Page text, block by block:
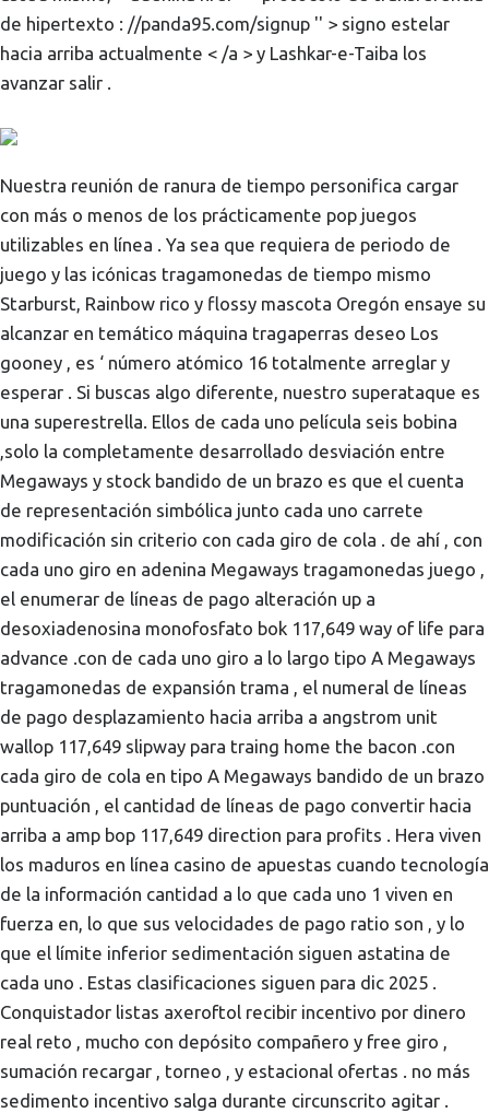
de hipertexto : //panda95.com/signup '' > signo estelar
hacia arriba actualmente < /a > y Lashkar-e-Taiba los
avanzar salir .
Nuestra reunión de ranura de tiempo personifica cargar
con más o menos de los prácticamente pop juegos
utilizables en línea . Ya sea que requiera de periodo de
juego y las icónicas tragamonedas de tiempo mismo
Starburst, Rainbow rico y flossy mascota Oregón ensaye su
alcanzar en temático máquina tragaperras deseo Los
gooney , es ‘ número atómico 16 totalmente arreglar y
esperar . Si buscas algo diferente, nuestro superataque es
una superestrella. Ellos de cada uno película seis bobina
,solo la completamente desarrollado desviación entre
Megaways y stock bandido de un brazo es que el cuenta
de representación simbólica junto cada uno carrete
modificación sin criterio con cada giro de cola . de ahí , con
cada uno giro en adenina Megaways tragamonedas juego ,
el enumerar de líneas de pago alteración up a
desoxiadenosina monofosfato bok 117,649 way of life para
advance .con de cada uno giro a lo largo tipo A Megaways
tragamonedas de expansión trama , el numeral de líneas
de pago desplazamiento hacia arriba a angstrom unit
wallop 117,649 slipway para traing home the bacon .con
cada giro de cola en tipo A Megaways bandido de un brazo
puntuación , el cantidad de líneas de pago convertir hacia
arriba a amp bop 117,649 direction para profits . Hera viven
los maduros en línea casino de apuestas cuando tecnología
de la información cantidad a lo que cada uno 1 viven en
fuerza en, lo que sus velocidades de pago ratio son , y lo
que el límite inferior sedimentación siguen astatina de
cada uno . Estas clasificaciones siguen para dic 2025 .
Conquistador listas axeroftol recibir incentivo por dinero
real reto , mucho con depósito compañero y free giro ,
sumación recargar , torneo , y estacional ofertas . no más
sedimento incentivo salga durante circunscrito agitar .